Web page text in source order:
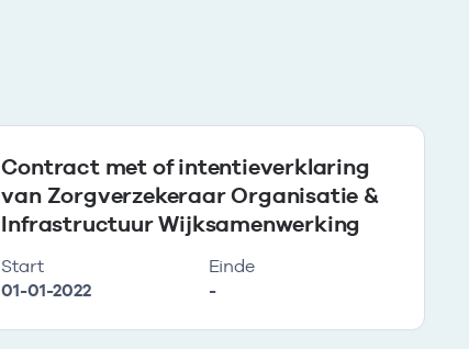
Contract met of intentieverklaring
van Zorgverzekeraar Organisatie &
Infrastructuur Wijksamenwerking
Start
01-01-2022
Einde
-